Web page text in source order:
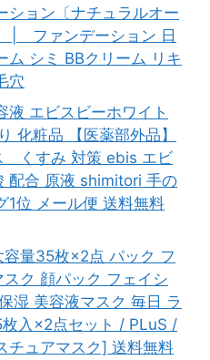
ション〔ナチュラルオー
| ファンデーション 日
ム シミ BBクリーム リキ
穴
液 エビスビーホワイト
化粧品 【医薬部外品】
くすみ 対策 ebis エビ
配合 原液 shimitori 手の
1位 メール便 送料無料
容量35枚×2点 パック フ
ク 顔パック フェイシ
湿 美容液マスク 毎日 ラ
入×2点セット / PLuS /
チュアマスク] 送料無料